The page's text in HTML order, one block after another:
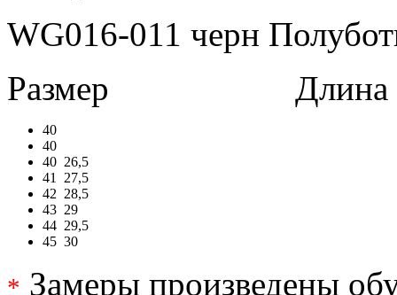
WG016-011 черн
Размер
Длина в
40
40
40 26,5
41
27,5
42 28,5
43 29
44 29,5
45 30
* Замеры произведены